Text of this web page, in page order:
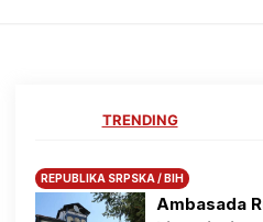
TRENDING
REPUBLIKA SRPSKA / BIH
Ambasada